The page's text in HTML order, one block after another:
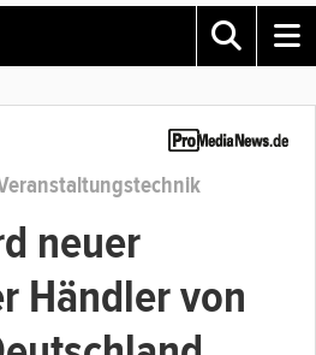
neuer
Händler von